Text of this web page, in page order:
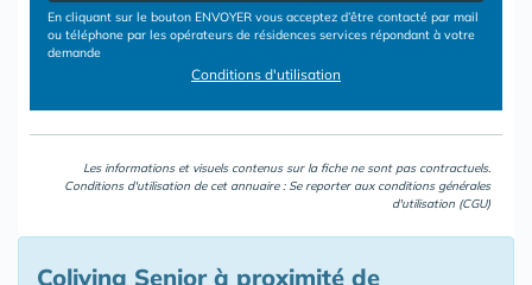
En cliquant sur le bouton ENVOYER vous acceptez d’être contacté par mail
ou téléphone par les opérateurs de résidences services répondant à votre
demande
Conditions d'utilisation
Les informations et visuels contenus sur la fiche ne sont pas contractuels.
Conditions d'utilisation de cet annuaire : Se reporter aux conditions générales
d'utilisation (CGU)
Coliving Senior à proximité de